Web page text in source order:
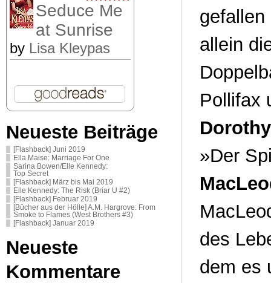
Seduce Me
at Sunrise
by Lisa Kleypas
Neueste Beiträge
[Flashback] Juni 2019
Ella Maise: Marriage For One
Sarina Bowen/Elle Kennedy:
Top Secret
[Flashback] März bis Mai 2019
Elle Kennedy: The Risk (Briar U #2)
[Flashback] Februar 2019
[Bücher aus der Hölle] A.M. Hargrove: From
Smoke to Flames (West Brothers #3)
[Flashback] Januar 2019
Neueste
Kommentare
gefallen
allein
Pollifax
»Der
des
dem es